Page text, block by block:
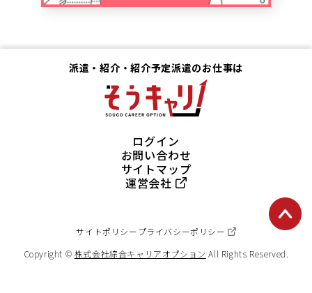
派遣・紹介・紹介予定派遣のお仕事は
ログイン
お問い合わせ
サイトマップ
運営会社
サイトポリシープライバシーポリシー
Copyright © 株式会社綜合キャリアオプション All Rights Reserved.